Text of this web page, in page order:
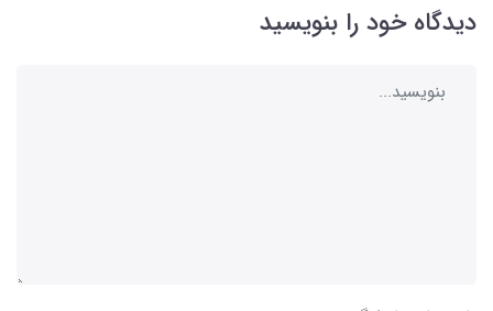
دیدگاه خود را بنویسید